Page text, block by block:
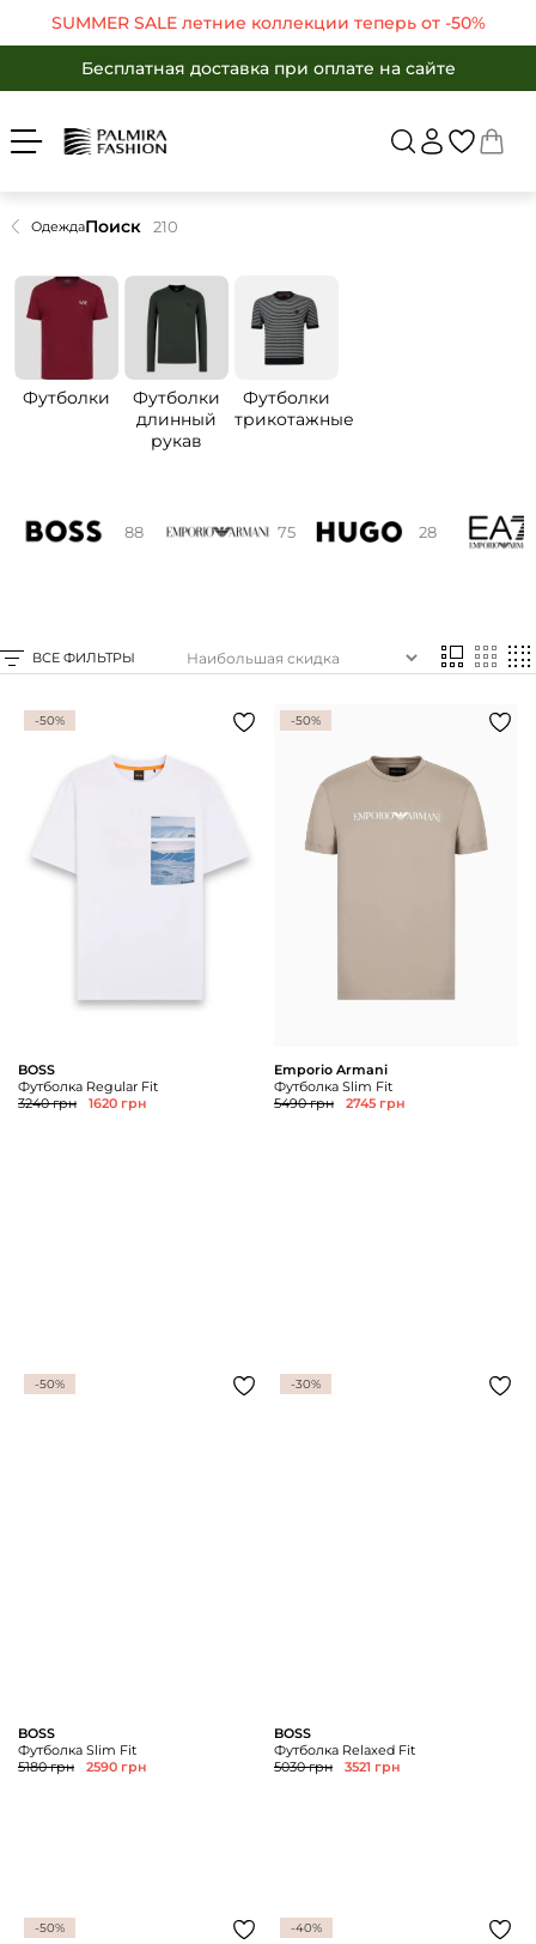
SUMMER SALE летние коллекции теперь от -50%
SUMMER SALE летние коллекции теперь от -50%
Бесплатная доставка при оплате на сайте
Бесплатная доставка при оплате на сайте
Войти Укр Рус
ЖЕНЩИНАММУЖЧИНАМ
АКСЕССУАРЫ
ПОДАРКИ
магазине
Уход
+38(050)4840005
Вернуться в
ОдеждаПоиск 210
Футболки
Футболки
длинный
рукав
Футболки
трикотажные
88 75 28
ВСЕ ФИЛЬТРЫ
-50%
BOSS
Футболка Regular Fit
3240 грн
1620 грн
-50%
Emporio Armani
Футболка Slim Fit
5490 грн
2745 грн
-50%
BOSS
Футболка Slim Fit
5180 грн
2590 грн
-30%
BOSS
Футболка Relaxed Fit
5030 грн
3521 грн
-50% -40%